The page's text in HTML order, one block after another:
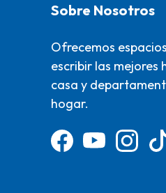
Sobre Nosotros
Ofrecemos
escribir las mejores
casa y
hogar.